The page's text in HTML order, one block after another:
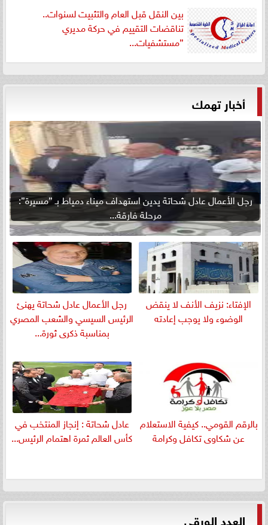
بين النقل قبل العام والتثبيت لسنوات..
تناقضات التقييم في حركة مديري
”مستشفيات...
أخبار تهمك
رجل الأعمال عادل شحاتة يدين استهداف ميناء دمياط بـ ”مسيرة”:
مرحلة فارقة...
الإفتاء: نزيف الأنف لا ينقض
الوضوء ولا يوجب إعادته
رجل الأعمال عادل شحاتة يهنئ
الرئيس السيسي والشعب المصري
بمناسبة ذكرى ثورة...
بالرقم القومي.. كيفية الاستعلام
عن شكاوى تكافل وكرامة
عادل شحاتة : إنجاز المنتخب في
كأس العالم ثمرة اهتمام الرئيس...
العدد الورقي